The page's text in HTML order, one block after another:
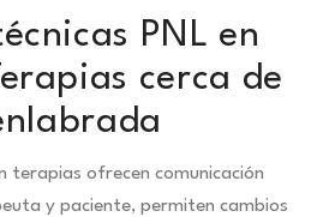
PNL en
cerca de
terapias ofrecen comunicación
y paciente, permiten cambios